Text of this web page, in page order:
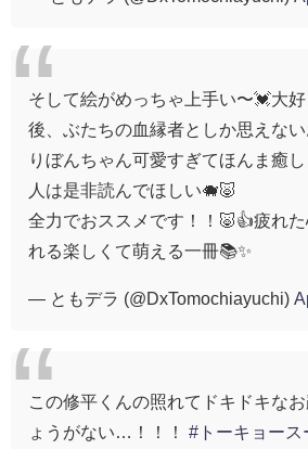
そして絵がめっちゃ上手い〜💓大好
後、ぶたちの血縁者としか思えな
りぼんちゃん可愛すぎてほんま癒
人は是非読んでほしい🐗🐷
全力でおススメです！！🐷👍疲れ
れる楽しくて萌える一冊📚✨
— ともデラ (@DxTomochiayuchi)
この修平くんの照れてドキドキな
ょうがない…！！！ #トーキョース